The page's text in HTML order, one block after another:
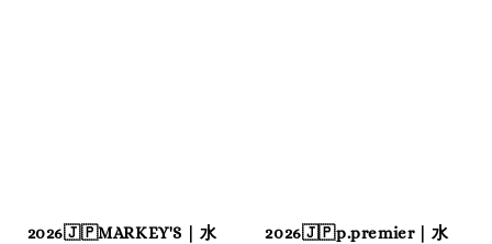
2026🇯🇵MARKEY'S｜水
2026🇯🇵p.premier｜水